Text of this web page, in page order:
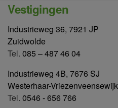
Vestigingen
Industrieweg 36, 7921 JP
Zuidwolde
Tel. 085 – 487 46 04
Industrieweg 4B, 7676 SJ
Westerhaar-Vriezenveensewijk
Tel. 0546 - 656 766